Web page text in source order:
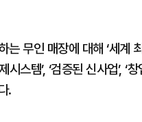
무인 매장에 대해 ‘세계
스템’, ‘검증된 신사업’, ‘
.